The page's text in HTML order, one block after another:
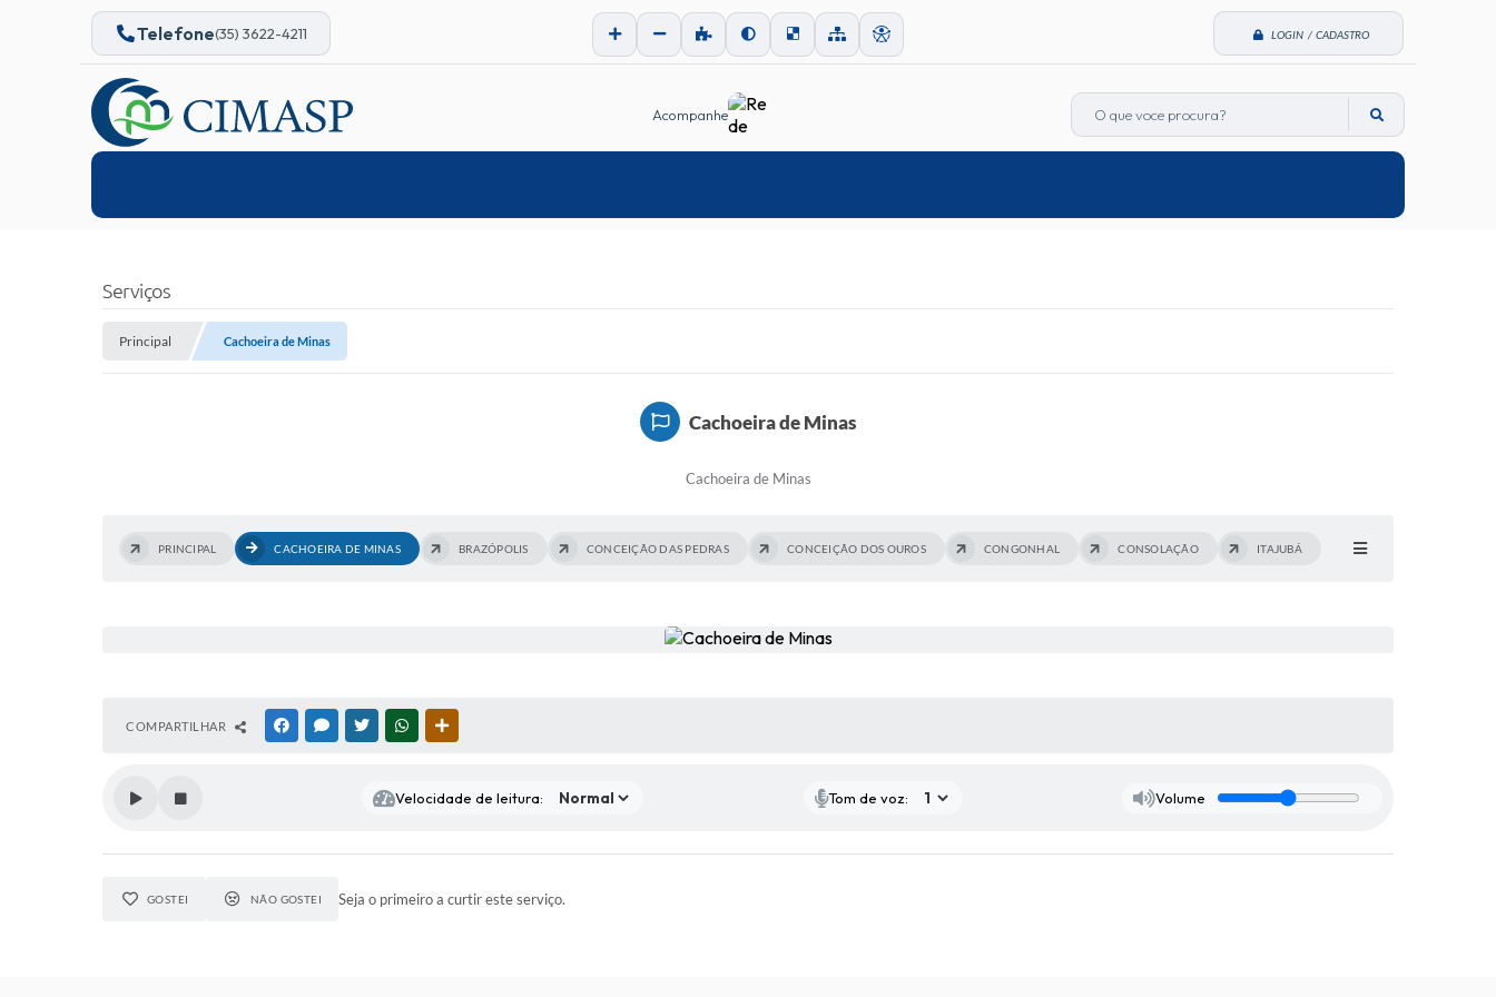
LOGIN / CADASTRO
O que voce procura?
Acompanhe
Telefone(35) 3622-4211
Serviços
Principal Cachoeira de Minas
Cachoeira de Minas
Cachoeira de Minas
PRINCIPAL CACHOEIRA DE MINAS BRAZÓPOLIS CONCEIÇÃO DAS PEDRAS CONCEIÇÃO DOS OUROS CONGONHAL CONSOLAÇÃO ITAJUBÁ
COMPARTILHAR FACEBOOKMESSENGER
TWITTERWHATSAPP
Velocidade de leitura: Tom de voz: Volume
GOSTEI NÃO GOSTEI Seja o primeiro a curtir este serviço.